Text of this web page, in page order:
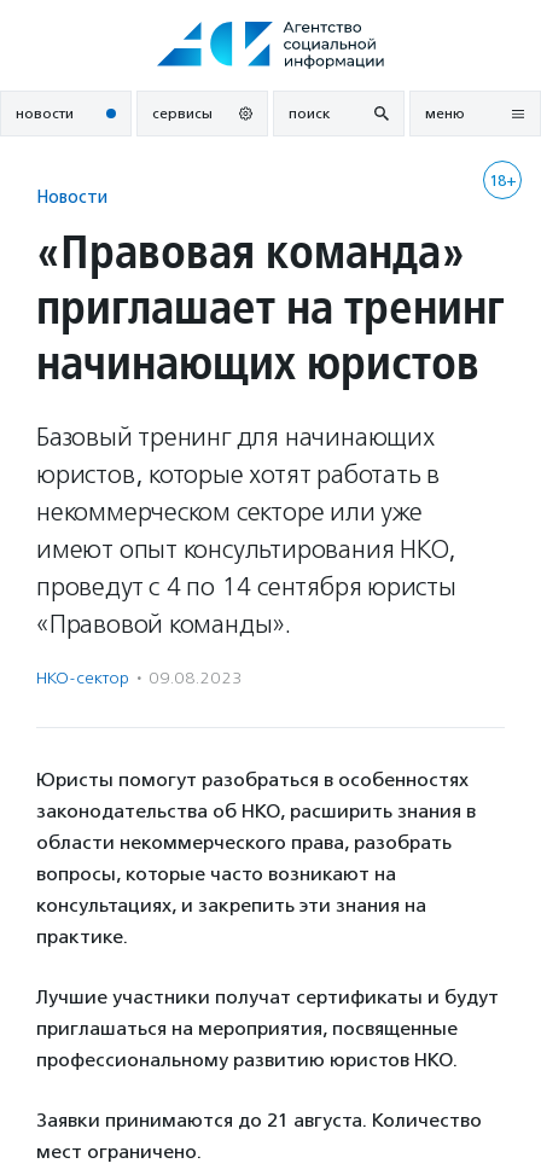
новости сервисы поиск меню
18+
Новости
«Правовая команда»
приглашает на тренинг
начинающих юристов
Базовый тренинг для начинающих
юристов, которые хотят работать в
некоммерческом секторе или уже
имеют опыт консультирования НКО,
проведут с 4 по 14 сентября юристы
«Правовой команды».
НКО-сектор · 09.08.2023
Юристы помогут разобраться в особенностях
законодательства об НКО, расширить знания в
области некоммерческого права, разобрать
вопросы, которые часто возникают на
консультациях, и закрепить эти знания на
практике.
Лучшие участники получат сертификаты и будут
приглашаться на мероприятия, посвященные
профессиональному развитию юристов НКО.
Заявки принимаются до 21 августа. Количество
мест ограничено.